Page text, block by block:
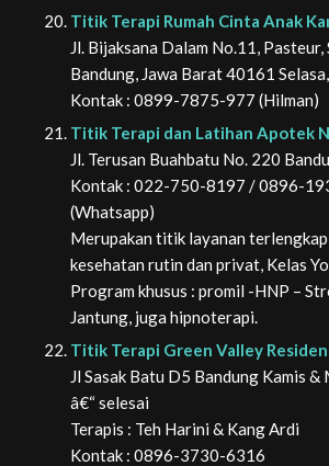
Titik Terapi Rumah Cinta Anak
Jl. Bijaksana Dalam No.11,
Bandung, Jawa Barat 40161
Kontak : 0899-7875-977 (Hilman)
Titik Terapi dan Latihan Apotek
Jl. Terusan Buahbatu No. 220
Kontak : 022-750-8197 / 0896-
(Whatsapp)
Merupakan titik layanan terlengkap
kesehatan rutin dan privat, Kelas
Program khusus : promil -HNP –
Jantung, juga hipnoterapi.
Titik Terapi Green Valley
Jl Sasak Batu D5 Bandung Kamis
â€“ selesai
Terapis : Teh Harini & Kang Ardi
Kontak : 0896-3730-6316